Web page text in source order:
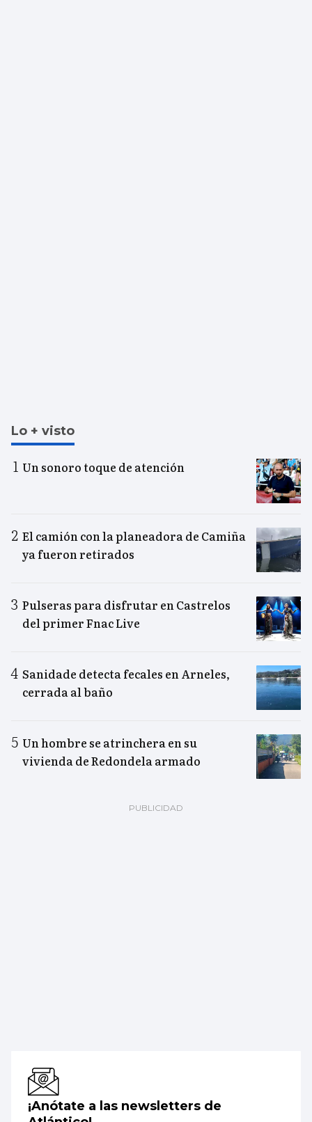
Lo + visto
Un sonoro toque de atención
El camión con la planeadora de Camiña
ya fueron retirados
Pulseras para disfrutar en Castrelos
del primer Fnac Live
Sanidade detecta fecales en Arneles,
cerrada al baño
Un hombre se atrinchera en su
vivienda de Redondela armado
¡Anótate a las newsletters de